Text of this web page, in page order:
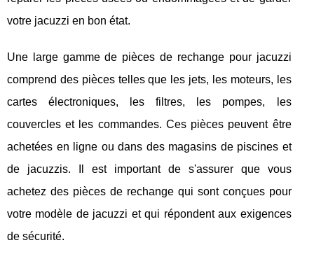
votre jacuzzi en bon état.
Une large gamme de pièces de rechange pour jacuzzi
comprend des pièces telles que les jets, les moteurs, les
cartes électroniques, les filtres, les pompes, les
couvercles et les commandes. Ces pièces peuvent être
achetées en ligne ou dans des magasins de piscines et
de jacuzzis. Il est important de s'assurer que vous
achetez des pièces de rechange qui sont conçues pour
votre modèle de jacuzzi et qui répondent aux exigences
de sécurité.